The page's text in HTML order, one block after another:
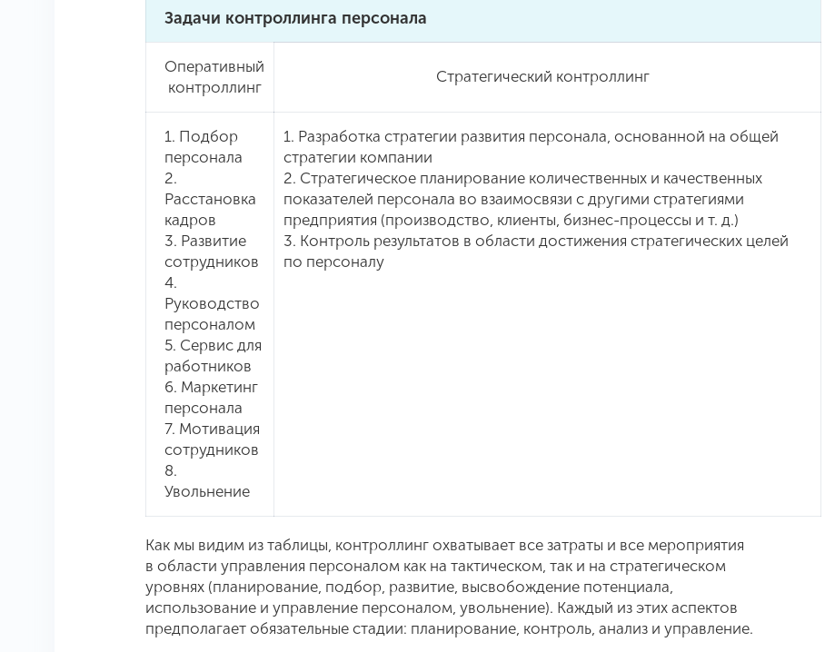
Задачи контроллинга персонала
Оперативный
контроллинг
Стратегический контроллинг
1. Подбор
персонала
2.
Расстановка
кадров
3. Развитие
сотрудников
4.
Руководство
персоналом
5. Сервис для
работников
6. Маркетинг
персонала
7. Мотивация
сотрудников
8.
Увольнение
1. Разработка стратегии развития персонала, основанной на общей
стратегии компании
2. Стратегическое планирование количественных и качественных
показателей персонала во взаимосвязи с другими стратегиями
предприятия (производство, клиенты, бизнес-процессы и т. д.)
3. Контроль результатов в области достижения стратегических целей
по персоналу
Как мы видим из таблицы, контроллинг охватывает все затраты и все мероприятия
в области управления персоналом как на тактическом, так и на стратегическом
уровнях (планирование, подбор, развитие, высвобождение потенциала,
использование и управление персоналом, увольнение). Каждый из этих аспектов
предполагает обязательные стадии: планирование, контроль, анализ и управление.